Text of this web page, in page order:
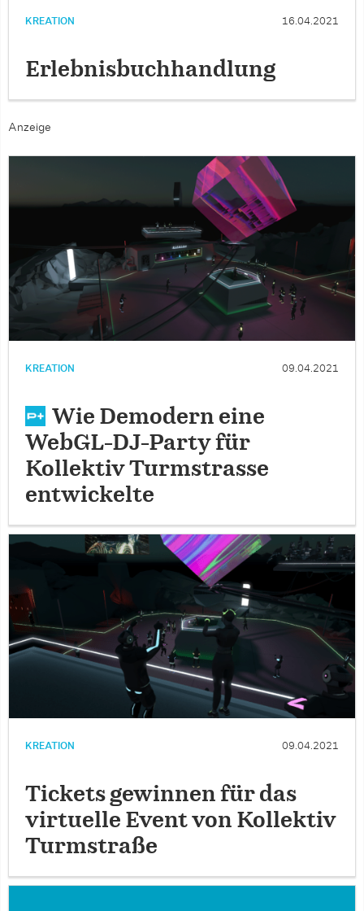
KREATION 16.04.2021
Erlebnisbuchhandlung
Anzeige
KREATION 09.04.2021
Wie Demodern eine
WebGL-DJ-Party für
Kollektiv Turmstrasse
entwickelte
KREATION 09.04.2021
Tickets gewinnen für das
virtuelle Event von Kollektiv
Turmstraße